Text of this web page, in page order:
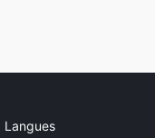
Langues